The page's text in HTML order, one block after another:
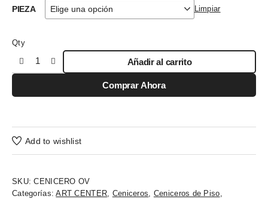
PIEZA Limpiar
Qty
Añadir al carrito
Comprar Ahora
Add to wishlist
SKU:CENICERO OV
Categorías:ART CENTER, Ceniceros, Ceniceros de Piso,